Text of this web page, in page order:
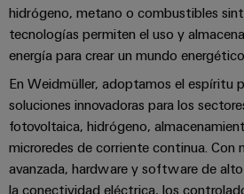
de
datos
y
productos
para
centros
de
datos:
eficientes,
computing
y
campo
Cableado
de
de
conexión,
cables
de
conexión
(patch)
y
cables
Ingeniería
digital
Configurator
Servicios
de
conectores
Mag
|
Customer
Magazine
Academia
Weidmüller
Recursos
hidrógeno, metano o combustibles
tecnologías permiten el uso y
energía para crear un mundo
En Weidmüller, adoptamos el espíritu
soluciones innovadoras para los
fotovoltaica, hidrógeno,
microredes de corriente continua. Con
avanzada, hardware y software de
la conectividad eléctrica, los